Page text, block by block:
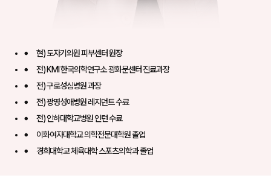
현) 도자기의원 피부센터 원장
전) KMI 한국의학연구소 광화문센터 진료과장
전) 구로성심병원 과장
전) 광명성애병원 레지던트 수료
전) 인하대학교병원 인턴 수료
이화여자대학교 의학전문대학원 졸업
경희대학교 체육대학 스포츠의학과 졸업